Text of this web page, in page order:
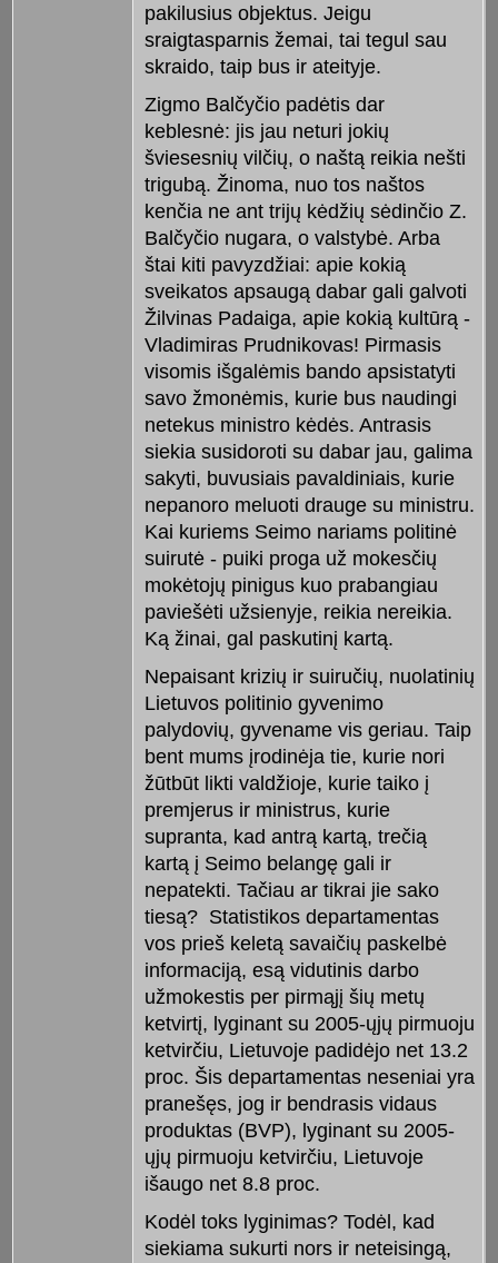
pakilusius objektus. Jeigu
sraigtasparnis žemai, tai tegul sau
skraido, taip bus ir ateityje.
Zigmo Balčyčio padėtis dar
keblesnė: jis jau neturi jokių
šviesesnių vilčių, o naštą reikia nešti
trigubą. Žinoma, nuo tos naštos
kenčia ne ant trijų kėdžių sėdinčio Z.
Balčyčio nugara, o valstybė. Arba
štai kiti pavyzdžiai: apie kokią
sveikatos apsaugą dabar gali galvoti
Žilvinas Padaiga, apie kokią kultūrą -
Vladimiras Prudnikovas! Pirmasis
visomis išgalėmis bando apsistatyti
savo žmonėmis, kurie bus naudingi
netekus ministro kėdės. Antrasis
siekia susidoroti su dabar jau, galima
sakyti, buvusiais pavaldiniais, kurie
nepanoro meluoti drauge su ministru.
Kai kuriems Seimo nariams politinė
suirutė - puiki proga už mokesčių
mokėtojų pinigus kuo prabangiau
paviešėti užsienyje, reikia nereikia.
Ką žinai, gal paskutinį kartą.
Nepaisant krizių ir suiručių, nuolatinių
Lietuvos politinio gyvenimo
palydovių, gyvename vis geriau. Taip
bent mums įrodinėja tie, kurie nori
žūtbūt likti valdžioje, kurie taiko į
premjerus ir ministrus, kurie
supranta, kad antrą kartą, trečią
kartą į Seimo belangę gali ir
nepatekti. Tačiau ar tikrai jie sako
tiesą? Statistikos departamentas
vos prieš keletą savaičių paskelbė
informaciją, esą vidutinis darbo
užmokestis per pirmąjį šių metų
ketvirtį, lyginant su 2005-ųjų pirmuoju
ketvirčiu, Lietuvoje padidėjo net 13.2
proc. Šis departamentas neseniai yra
pranešęs, jog ir bendrasis vidaus
produktas (BVP), lyginant su 2005-
ųjų pirmuoju ketvirčiu, Lietuvoje
išaugo net 8.8 proc.
Kodėl toks lyginimas? Todėl, kad
siekiama sukurti nors ir neteisingą,